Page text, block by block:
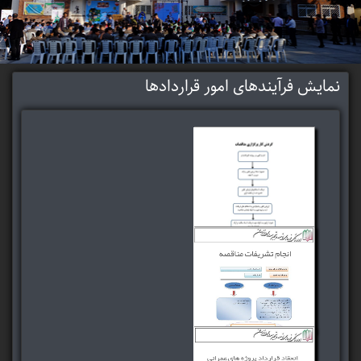
نمایش فرآیندهای امور قراردادها
فرآیند و روش برگزاری
مناقصات